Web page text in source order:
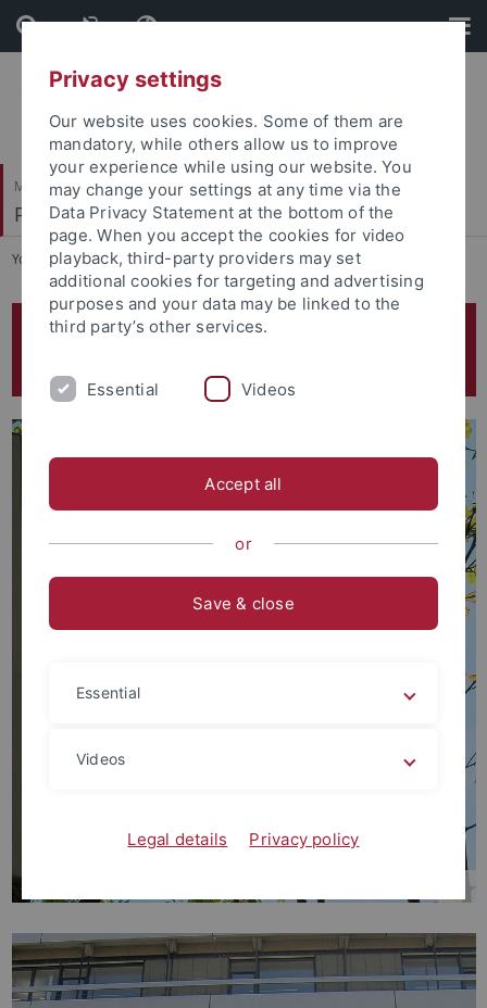
Skip
to
content
Skip
to
footer
Mathematisch-Naturwissenschaftliche Fakultät
Physikalisches Institut
You are here: Startseite ... Bereiche
Willkommen auf der Seite des
Privacy settings
Our website uses cookies. Some of them are
mandatory, while others allow us to improve
your experience while using our website. You
may change your settings at any time via the
Data Privacy Statement at the bottom of the
page. When you accept the cookies for video
playback, third-party providers may set
additional cookies for targeting and advertising
purposes and your data may be linked to the
third party’s other services.
Essential Videos
Accept all
or
Save & close
Essential
Videos
Legal details Privacy policy